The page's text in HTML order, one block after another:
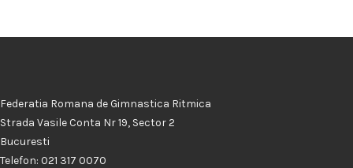
Federatia Romana de Gimnastica Ritmica
Strada Vasile Conta Nr 19, Sector 2
Bucuresti
Telefon: 021 317 0070